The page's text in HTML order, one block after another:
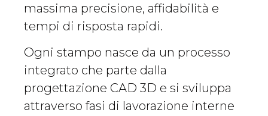
massima precisione, affidabilità e
tempi di risposta rapidi.
Ogni stampo nasce da un processo
integrato che parte dalla
progettazione CAD 3D e si sviluppa
attraverso fasi di lavorazione interne